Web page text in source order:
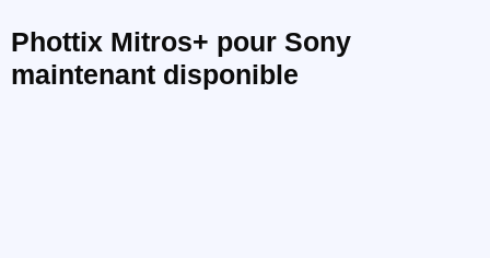
Phottix Mitros+ pour Sony
maintenant disponible